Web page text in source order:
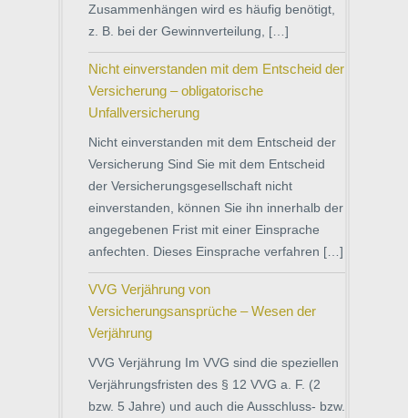
Zusammenhängen wird es häufig benötigt,
z. B. bei der Gewinnverteilung, […]
Nicht einverstanden mit dem Entscheid der
Versicherung – obligatorische
Unfallversicherung
Nicht einverstanden mit dem Entscheid der
Versicherung Sind Sie mit dem Entscheid
der Versicherungsgesellschaft nicht
einverstanden, können Sie ihn innerhalb der
angegebenen Frist mit einer Einsprache
anfechten. Dieses Einsprache verfahren […]
VVG Verjährung von
Versicherungsansprüche – Wesen der
Verjährung
VVG Verjährung Im VVG sind die speziellen
Verjährungsfristen des § 12 VVG a. F. (2
bzw. 5 Jahre) und auch die Ausschluss- bzw.